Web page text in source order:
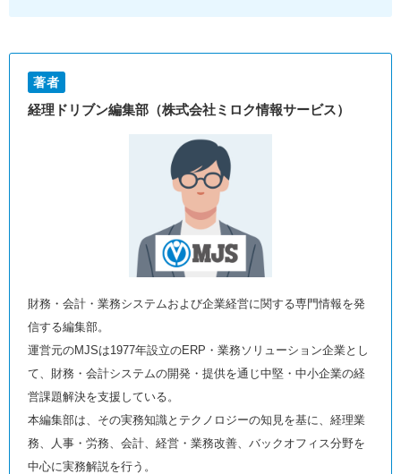
著者
経理ドリブン編集部（株式会社ミロク情報サービス）
財務・会計・業務システムおよび企業経営に関する専門情報を発
信する編集部。
運営元のMJSは1977年設立のERP・業務ソリューション企業とし
て、財務・会計システムの開発・提供を通じ中堅・中小企業の経
営課題解決を支援している。
本編集部は、その実務知識とテクノロジーの知見を基に、経理業
務、人事・労務、会計、経営・業務改善、バックオフィス分野を
中心に実務解説を行う。